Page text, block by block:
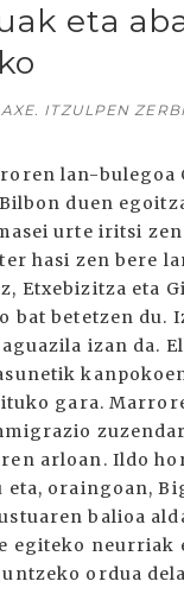
eta
ITZULPEN
lan-bulegoa
duen
urte iritsi
hasi zen bere
Etxebizitza eta
bat betetzen du.
izan da.
gara.
arloan. Ildo
eta, oraingoan,
balioa
egiteko neurriak
ordua